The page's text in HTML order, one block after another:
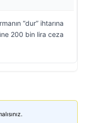
“dur” ihtarına
200 bin lira ceza